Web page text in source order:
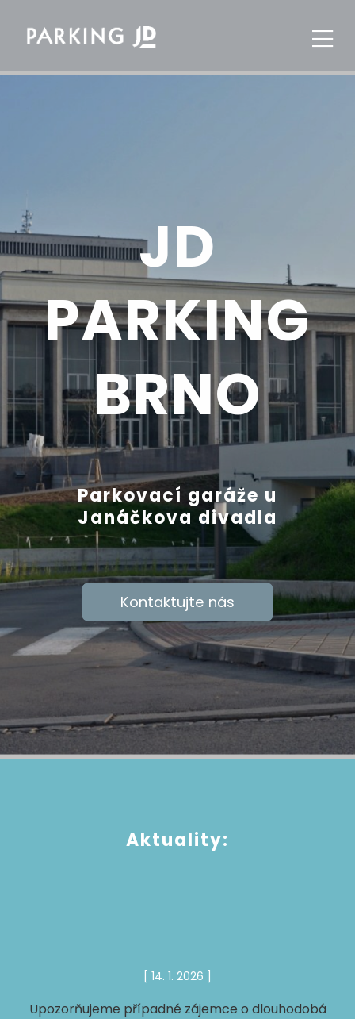
JD
PARKING
BRNO
Parkovací garáže u
Janáčkova divadla
Kontaktujte nás
Aktuality:
[ 14. 1. 2026 ]
Upozorňujeme případné zájemce o dlouhodobá